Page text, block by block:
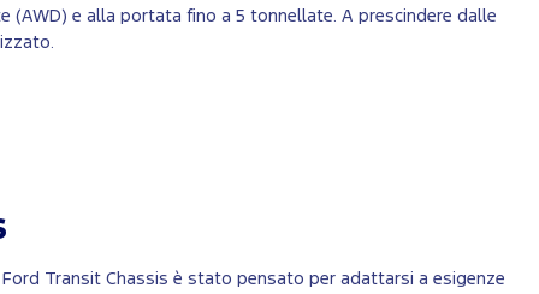
e alla portata fino a 5 tonnellate. A prescindere dalle
Transit Chassis è stato pensato per adattarsi a esigenze